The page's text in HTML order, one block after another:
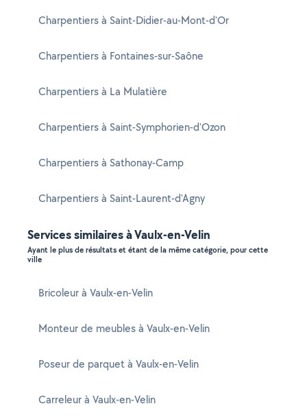
Charpentiers à Saint-Didier-au-Mont-d'Or
Charpentiers à Fontaines-sur-Saône
Charpentiers à La Mulatière
Charpentiers à Saint-Symphorien-d'Ozon
Charpentiers à Sathonay-Camp
Charpentiers à Saint-Laurent-d'Agny
Services similaires à Vaulx-en-Velin
Ayant le plus de résultats et étant de la même catégorie, pour cette
ville
Bricoleur à Vaulx-en-Velin
Monteur de meubles à Vaulx-en-Velin
Poseur de parquet à Vaulx-en-Velin
Carreleur à Vaulx-en-Velin